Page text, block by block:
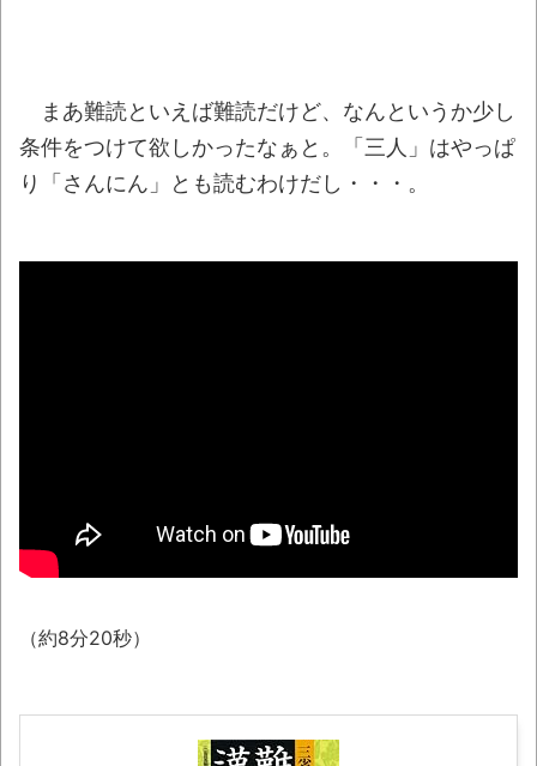
最近Amazonの配送遅くない？ NEW!
レトロパソコンに勝手移植の「ギャラガ」
塚宏元校長！NEW!
まっぷたつに…日本レトロゲーム協会がゲー
別にどこの誰が一日何時間睡眠だろうがど
うでもいいじゃないですか
まあ難読といえば難読だけど、なんというか少し
条件をつけて欲しかったなぁと。「三人」はやっぱ
り「さんにん」とも読むわけだし・・・。
（約8分20秒）